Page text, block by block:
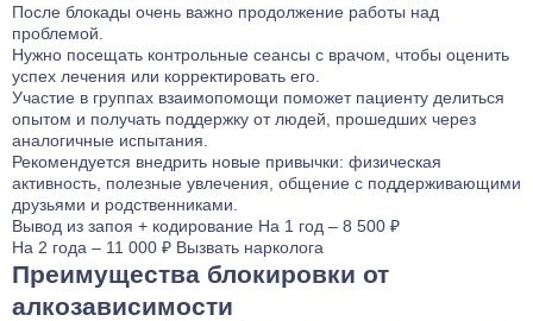
После блокады очень важно продолжение работы над
проблемой.
Нужно посещать контрольные сеансы с врачом, чтобы оценить
успех лечения или корректировать его.
Участие в группах взаимопомощи поможет пациенту делиться
опытом и получать поддержку от людей, прошедших через
аналогичные испытания.
Рекомендуется внедрить новые привычки: физическая
активность, полезные увлечения, общение с поддерживающими
друзьями и родственниками.
Вывод из запоя + кодирование На 1 год – 8 500 ₽
На 2 года – 11 000 ₽ Вызвать нарколога
Преимущества блокировки от
алкозависимости